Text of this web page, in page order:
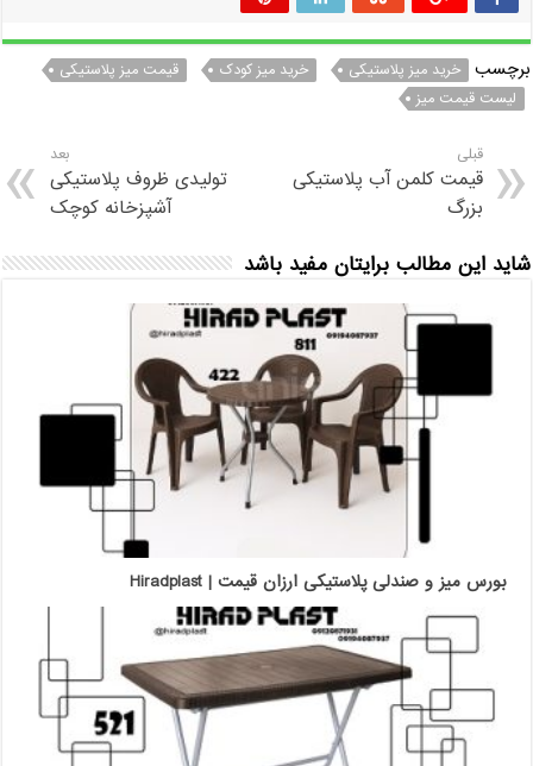
برچسب خرید میز پلاستیکی خرید میز کودک
قیمت میز پلاستیکی
لیست قیمت میز
قبلی
قیمت کلمن آب پلاستیکی
بزرگ
بعد
تولیدی ظروف پلاستیکی
آشپزخانه کوچک
شاید این مطالب برایتان مفید باشد
بورس میز و صندلی پلاستیکی ارزان قیمت | Hiradplast